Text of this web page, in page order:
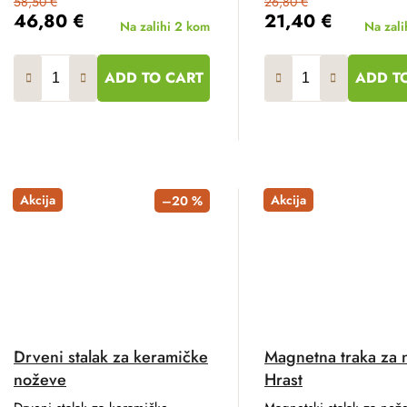
46,80 €
Na zalihi 2 kom
ADD TO CART
21,40 €
Na
ADD
Akcija –20 %
Drveni stalak za keramičke
noževe
Akcija
Magnetna traka za
Hrast